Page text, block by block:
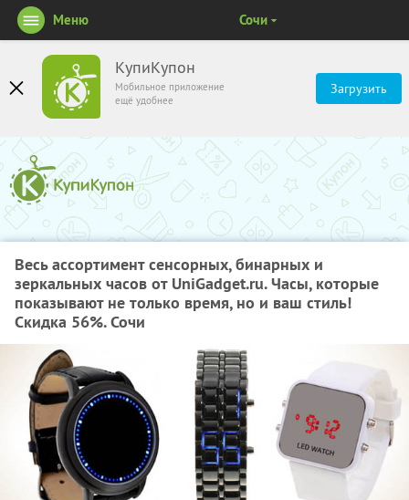
КупиКупон
Мобильное приложение
ещё удобнее
Загрузить
Меню Сочи
Весь ассортимент сенсорных, бинарных и
зеркальных часов от UniGadget.ru. Часы, которые
показывают не только время, но и ваш стиль!
Скидка 56%. Сочи